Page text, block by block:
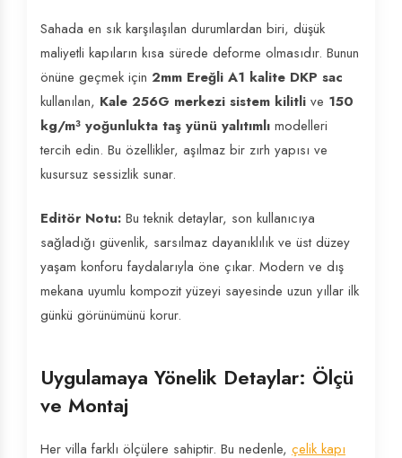
Sahada en sık karşılaşılan durumlardan biri, düşük
maliyetli kapıların kısa sürede deforme olmasıdır. Bunun
önüne geçmek için 2mm Ereğli A1 kalite DKP sac
kullanılan, Kale 256G merkezi sistem kilitli ve 150
kg/m³ yoğunlukta taş yünü yalıtımlı modelleri
tercih edin. Bu özellikler, aşılmaz bir zırh yapısı ve
kusursuz sessizlik sunar.
Editör Notu: Bu teknik detaylar, son kullanıcıya
sağladığı güvenlik, sarsılmaz dayanıklılık ve üst düzey
yaşam konforu faydalarıyla öne çıkar. Modern ve dış
mekana uyumlu kompozit yüzeyi sayesinde uzun yıllar ilk
günkü görünümünü korur.
Uygulamaya Yönelik Detaylar: Ölçü
ve Montaj
Her villa farklı ölçülere sahiptir. Bu nedenle, çelik kapı